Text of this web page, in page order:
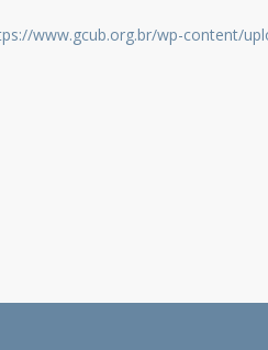
www.gcub.org.br/wp-content/